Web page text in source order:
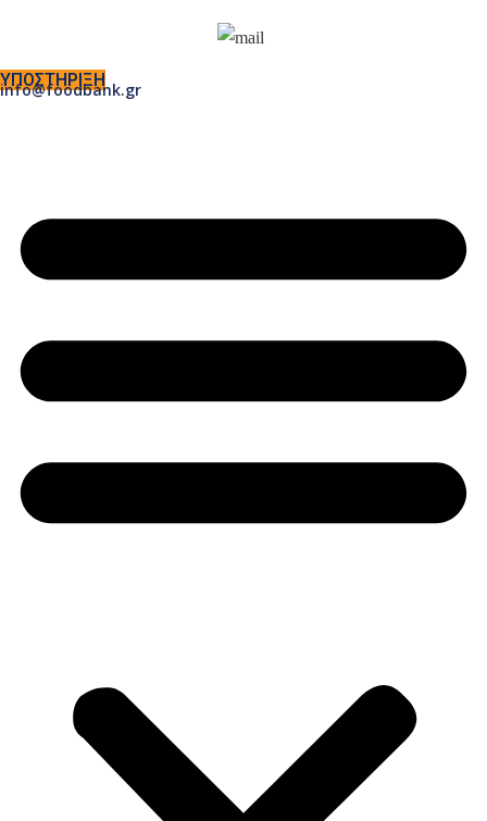
info@foodbank.gr
ΥΠΟΣΤΗΡΙΞΗ
Ατομικές Δωρεές
Εταιρικές Δωρεές
Link 1
Μέλος της
Follow us